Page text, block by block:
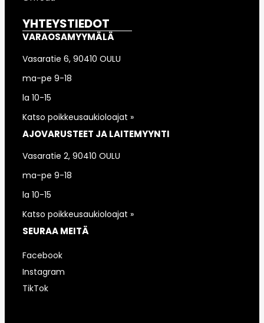
YHTEYSTIEDOT
VARAOSAMYYMÄLÄ
Vasaratie 6, 90410 OULU
ma-pe 9-18
la 10-15
Katso poikkeusaukioloajat »
AJOVARUSTEET JA LAITEMYYNTI
Vasaratie 2, 90410 OULU
ma-pe 9-18
la 10-15
Katso poikkeusaukioloajat »
SEURAA MEITÄ
Facebook
Instagram
TikTok